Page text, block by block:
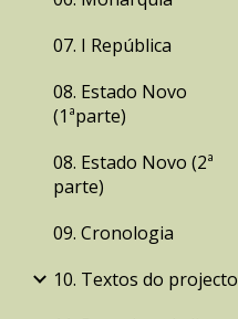
07. I República
08. Estado Novo
(1ªparte)
08. Estado Novo (2ª
parte)
09. Cronologia
10. Textos do projecto